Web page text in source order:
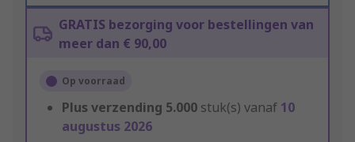
GRATIS bezorging voor bestellingen van
meer dan € 90,00
Op voorraad
Plus verzending 5.000 stuk(s) vanaf 10
augustus 2026